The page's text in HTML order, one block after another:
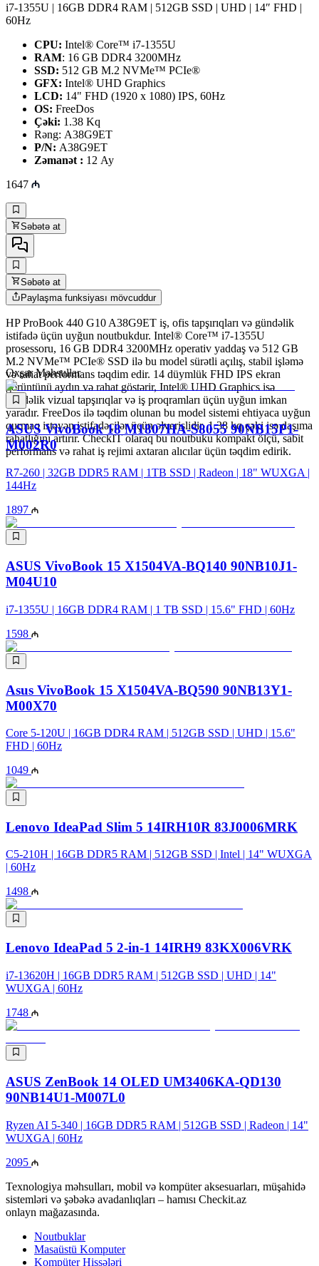
i7-1355U | 16GB DDR4 RAM | 512GB SSD | UHD | 14″ FHD |
60Hz
CPU: Intel® Core™ i7-1355U
RAM: 16 GB DDR4 3200MHz
SSD: 512 GB M.2 NVMe™ PCIe®
GFX: Intel® UHD Graphics
LCD: 14" FHD (1920 x 1080) IPS, 60Hz
OS: FreeDos
Çəki: 1.38 Kq
Rəng: A38G9ET
P/N: A38G9ET
Zəmanət : 12 Ay
1647
Səbətə at
Səbətə at
Paylaşma funksiyası mövcuddur
HP ProBook 440 G10 A38G9ET iş, ofis tapşırıqları və gündəlik
istifadə üçün uyğun noutbukdur. Intel® Core™ i7-1355U
prosessoru, 16 GB DDR4 3200MHz operativ yaddaş və 512 GB
M.2 NVMe™ PCIe® SSD ilə bu model sürətli açılış, stabil işləmə
və rahat performans təqdim edir. 14 düymlük FHD IPS ekran
görüntünü aydın və rahat göstərir, Intel® UHD Graphics isə
gündəlik vizual tapşırıqlar və iş proqramları üçün uyğun imkan
yaradır. FreeDos ilə təqdim olunan bu model sistemi ehtiyaca uyğun
qurmaq istəyən istifadəçilər üçün əlverişlidir. 1.38 kq çəki isə daşıma
rahatlığını artırır. CheckIT olaraq bu noutbuku kompakt ölçü, sabit
performans və rahat iş rejimi axtaran alıcılar üçün təqdim edirik.
Oxşar Məhsullar
ASUS VivoBook 18 M1807HA-S8055 90NB15P1-
M002R0
R7-260 | 32GB DDR5 RAM | 1TB SSD | Radeon | 18" WUXGA |
144Hz
1897
ASUS VivoBook 15 X1504VA-BQ140 90NB10J1-
M04U10
i7-1355U | 16GB DDR4 RAM | 1 TB SSD | 15.6" FHD | 60Hz
1598
Asus VivoBook 15 X1504VA-BQ590 90NB13Y1-
M00X70
Core 5-120U | 16GB DDR4 RAM | 512GB SSD | UHD | 15.6"
FHD | 60Hz
1049
Lenovo IdeaPad Slim 5 14IRH10R 83J0006MRK
C5-210H | 16GB DDR5 RAM | 512GB SSD | Intel | 14" WUXGA
| 60Hz
1498
Lenovo IdeaPad 5 2-in-1 14IRH9 83KX006VRK
i7-13620H | 16GB DDR5 RAM | 512GB SSD | UHD | 14"
WUXGA | 60Hz
1748
ASUS ZenBook 14 OLED UM3406KA-QD130
90NB14U1-M007L0
Ryzen AI 5-340 | 16GB DDR5 RAM | 512GB SSD | Radeon | 14"
WUXGA | 60Hz
2095
Texnologiya məhsulları, mobil və kompüter aksesuarları, müşahidə
sistemləri və şəbəkə avadanlıqları – hamısı Checkit.az
onlayn mağazasında.
Noutbuklar
Masaüstü Komputer
Kompüter Hissələri